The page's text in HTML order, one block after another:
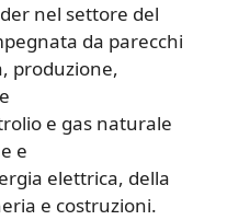
nel settore del
da parecchi
produzione,
e gas naturale
e
elettrica, della
e costruzioni.